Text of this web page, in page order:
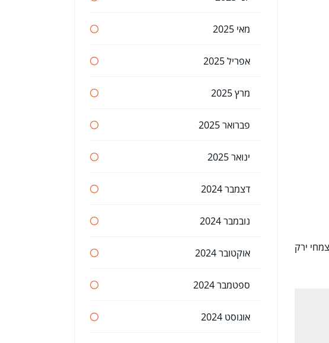
ירק
מאי 2025
אפריל 2025
מרץ 2025
פברואר 2025
ינואר 2025
דצמבר 2024
נובמבר 2024
אוקטובר 2024
ספטמבר 2024
אוגוסט 2024